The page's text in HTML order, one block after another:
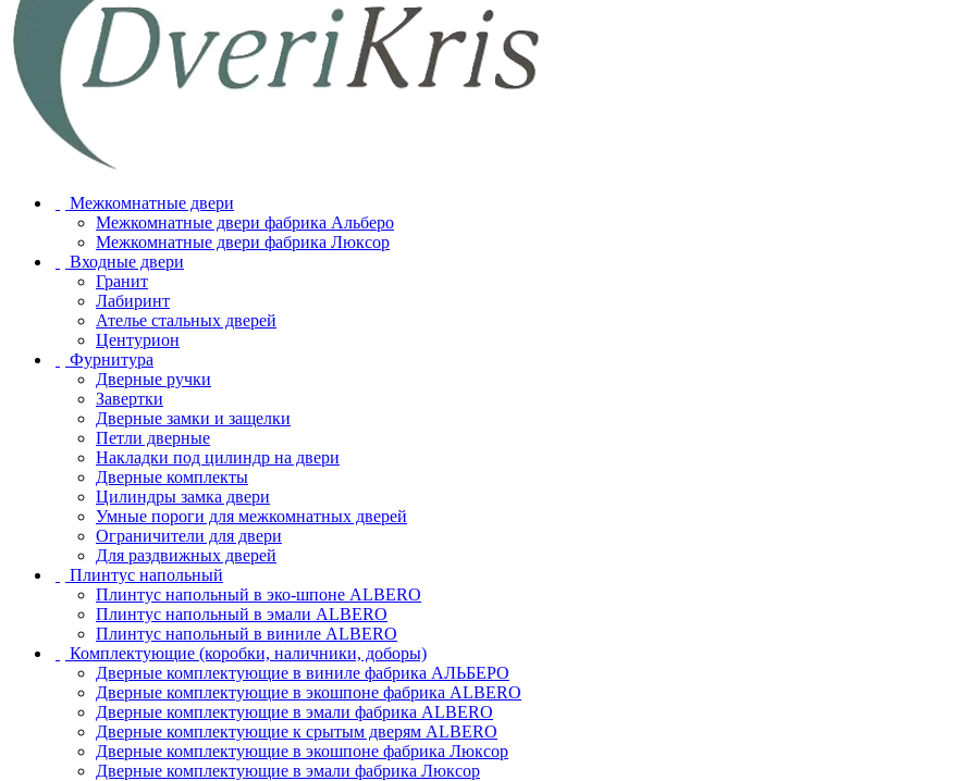
Межкомнатные двери
Межкомнатные двери фабрика Альберо
Межкомнатные двери фабрика Люксор
Входные двери
Гранит
Лабиринт
Ателье стальных дверей
Центурион
Фурнитура
Дверные ручки
Завертки
Дверные замки и защелки
Петли дверные
Накладки под цилиндр на двери
Дверные комплекты
Цилиндры замка двери
Умные пороги для межкомнатных дверей
Ограничители для двери
Для раздвижных дверей
Плинтус напольный
Плинтус напольный в эко-шпоне ALBERO
Плинтус напольный в эмали ALBERO
Плинтус напольный в виниле ALBERO
Комплектующие (коробки, наличники, доборы)
Дверные комплектующие в виниле фабрика АЛЬБЕРО
Дверные комплектующие в экошпоне фабрика ALBERO
Дверные комплектующие в эмали фабрика ALBERO
Дверные комплектующие к срытым дверям ALBERO
Дверные комплектующие в экошпоне фабрика Люксор
Дверные комплектующие в эмали фабрика Люксор